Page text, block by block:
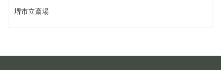
堺市立斎場